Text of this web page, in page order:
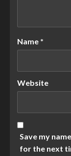
Name *
Website
Save my
for the next